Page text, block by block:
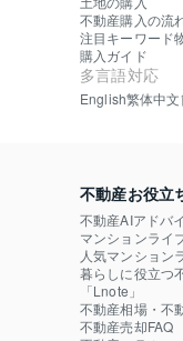
不動産購入の流
注目キーワード
購入ガイド
多言語対応
English繁体中文
不動産お役立
不動産AIアドバ
マンションライ
人気マンション
暮らしに役立つ
「Lnote」
不動産相場・不
不動産売却FAQ